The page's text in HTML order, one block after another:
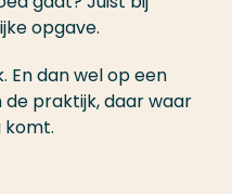
opgave.
En dan wel op een
de praktijk, daar waar